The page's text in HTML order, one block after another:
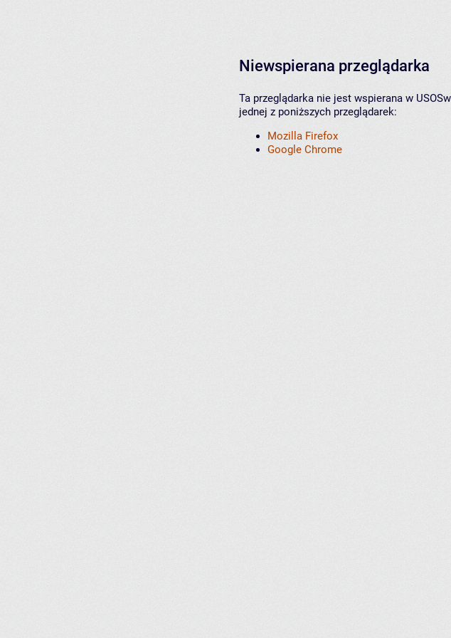
Niewspierana przeglądarka
Ta przeglądarka nie jest wspierana w
jednej z poniższych przeglądarek:
Mozilla Firefox
Google Chrome